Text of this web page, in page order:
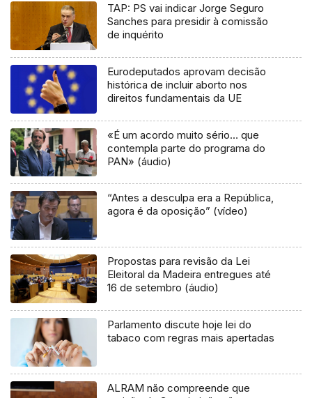
TAP: PS vai indicar Jorge Seguro
Sanches para presidir à comissão
de inquérito
Eurodeputados aprovam decisão
histórica de incluir aborto nos
direitos fundamentais da UE
«É um acordo muito sério… que
contempla parte do programa do
PAN» (áudio)
“Antes a desculpa era a República,
agora é da oposição” (vídeo)
Propostas para revisão da Lei
Eleitoral da Madeira entregues até
16 de setembro (áudio)
Parlamento discute hoje lei do
tabaco com regras mais apertadas
ALRAM não compreende que